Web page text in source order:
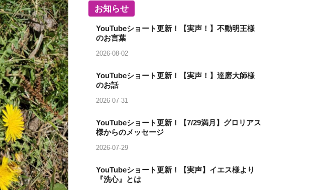
お知らせ
YouTubeショート更新！【実声！】不動明王様
のお言葉
2026-08-02
YouTubeショート更新！【実声！】達磨大師様
のお話
2026-07-31
YouTubeショート更新！【7/29満月】グロリアス
様からのメッセージ
2026-07-29
YouTubeショート更新！【実声】イエス様より
『洗心』とは